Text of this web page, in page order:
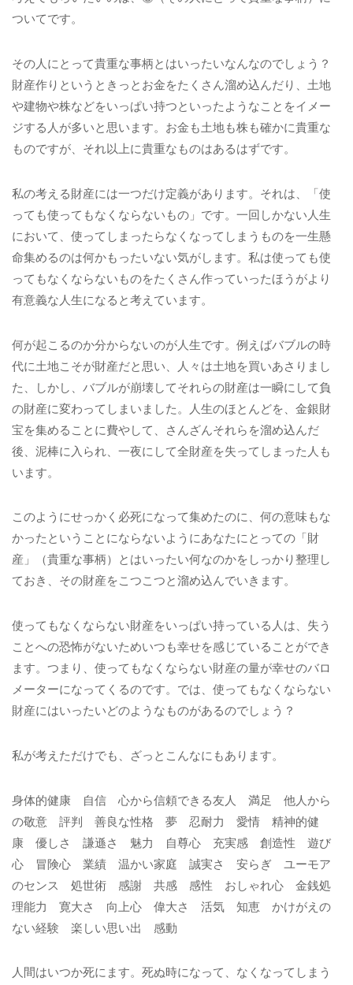
ついてです。
その人にとって貴重な事柄とはいったいなんなのでしょう？
財産作りというときっとお金をたくさん溜め込んだり、土地
や建物や株などをいっぱい持つといったようなことをイメー
ジする人が多いと思います。お金も土地も株も確かに貴重な
ものですが、それ以上に貴重なものはあるはずです。
私の考える財産には一つだけ定義があります。それは、「使
っても使ってもなくならないもの」です。一回しかない人生
において、使ってしまったらなくなってしまうものを一生懸
命集めるのは何かもったいない気がします。私は使っても使
ってもなくならないものをたくさん作っていったほうがより
有意義な人生になると考えています。
何が起こるのか分からないのが人生です。例えばバブルの時
代に土地こそが財産だと思い、人々は土地を買いあさりまし
た、しかし、バブルが崩壊してそれらの財産は一瞬にして負
の財産に変わってしまいました。人生のほとんどを、金銀財
宝を集めることに費やして、さんざんそれらを溜め込んだ
後、泥棒に入られ、一夜にして全財産を失ってしまった人も
います。
このようにせっかく必死になって集めたのに、何の意味もな
かったということにならないようにあなたにとっての「財
産」（貴重な事柄）とはいったい何なのかをしっかり整理し
ておき、その財産をこつこつと溜め込んでいきます。
使ってもなくならない財産をいっぱい持っている人は、失う
ことへの恐怖がないためいつも幸せを感じていることができ
ます。つまり、使ってもなくならない財産の量が幸せのバロ
メーターになってくるのです。では、使ってもなくならない
財産にはいったいどのようなものがあるのでしょう？
私が考えただけでも、ざっとこんなにもあります。
身体的健康 自信 心から信頼できる友人 満足 他人から
の敬意 評判 善良な性格 夢 忍耐力 愛情 精神的健
康 優しさ 謙遜さ 魅力 自尊心 充実感 創造性 遊び
心 冒険心 業績 温かい家庭 誠実さ 安らぎ ユーモア
のセンス 処世術 感謝 共感 感性 おしゃれ心 金銭処
理能力 寛大さ 向上心 偉大さ 活気 知恵 かけがえの
ない経験 楽しい思い出 感動
人間はいつか死にます。死ぬ時になって、なくなってしまう